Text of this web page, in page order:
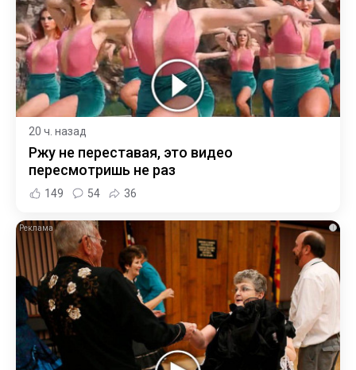
20 ч. назад
Ржу не переставая, это видео
пересмотришь не раз
149 54 36
i